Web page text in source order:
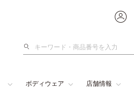
検
ボディウェア 店舗情報